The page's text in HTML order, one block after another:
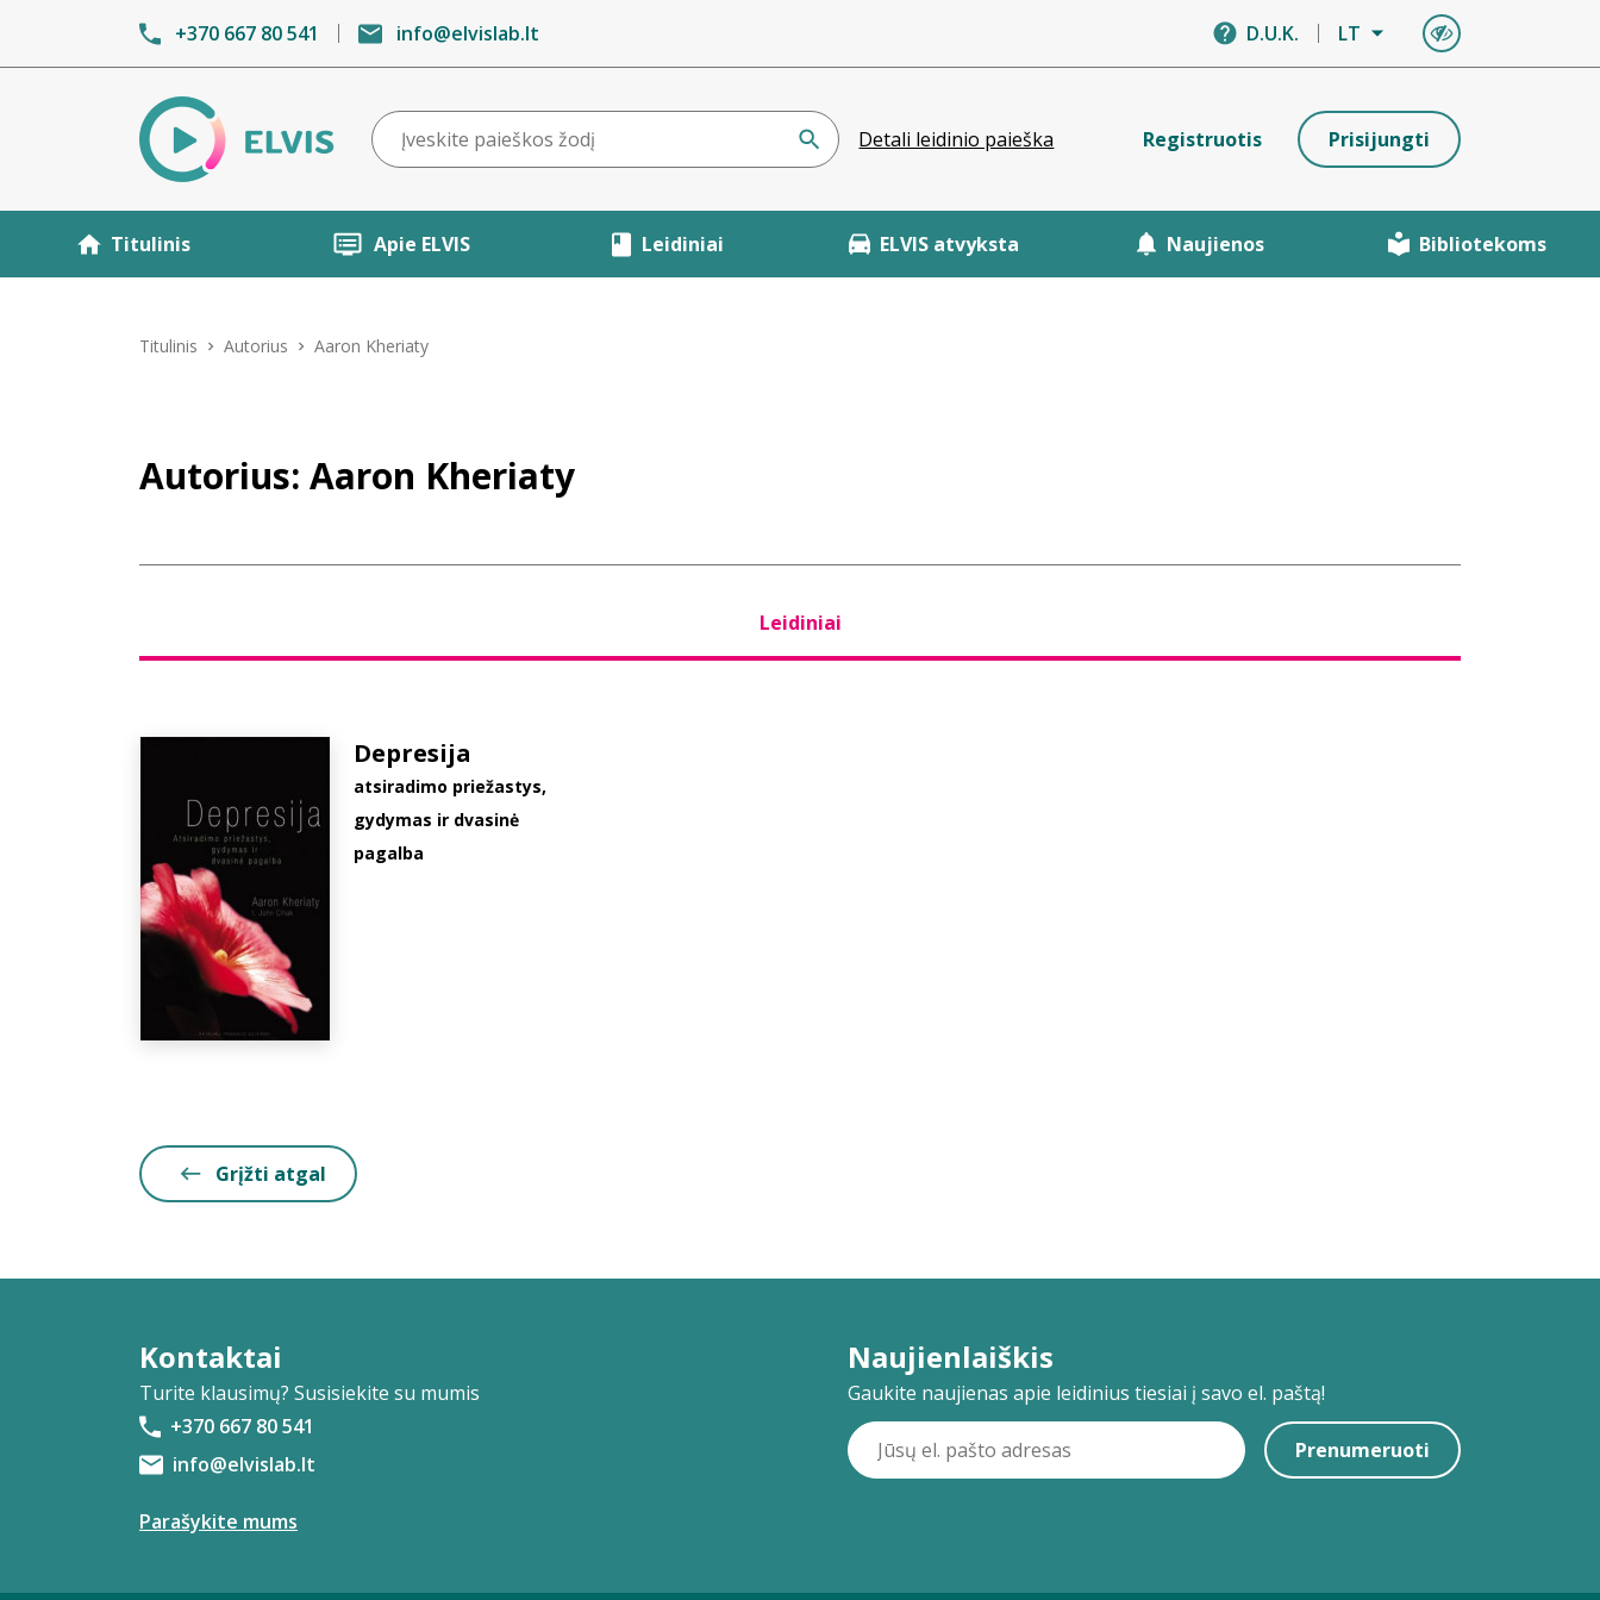
+370 667 80 541 info@elvislab.lt D.U.K. LT
Detali leidinio paieška Registruotis Prisijungti
Titulinis Apie ELVIS Leidiniai ELVIS atvyksta Naujienos Bibliotekoms
Titulinis Autorius Aaron Kheriaty
Autorius: Aaron Kheriaty
Leidiniai
Depresija
atsiradimo priežastys,
gydymas ir dvasinė
pagalba
Grįžti atgal
Kontaktai
Turite klausimų? Susisiekite su mumis
+370 667 80 541
info@elvislab.lt
Parašykite mums
Naujienlaiškis
Gaukite naujienas apie leidinius tiesiai į savo el. paštą!
Prenumeruoti